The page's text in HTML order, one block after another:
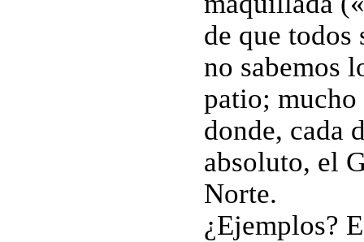
de que todos
no sabemos
patio; mucho
donde, cada
absoluto, el
Norte.
¿Ejemplos?